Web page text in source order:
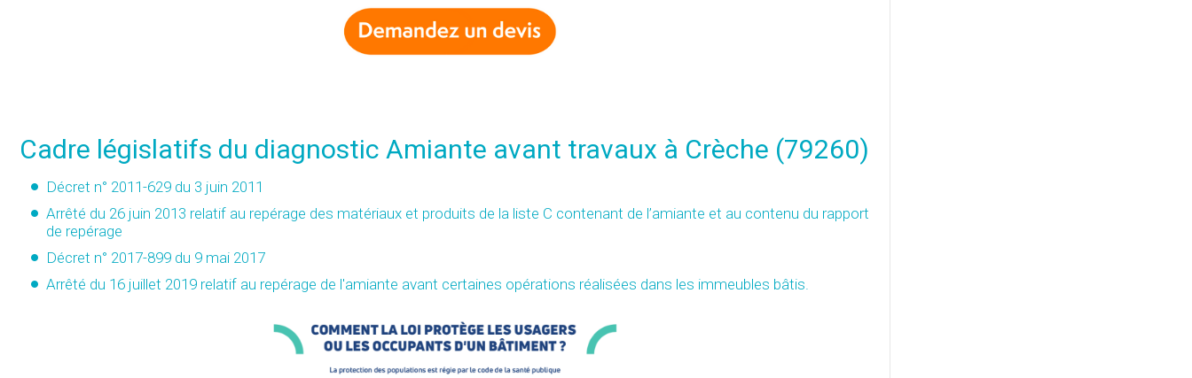
Cadre législatifs du diagnostic Amiante avant travaux à Crèche (79260)
Décret n° 2011-629 du 3 juin 2011
Arrêté du 26 juin 2013 relatif au repérage des matériaux et produits de la liste C contenant de l’amiante et au contenu du rapport
de repérage
Décret n° 2017-899 du 9 mai 2017
Arrêté du 16 juillet 2019 relatif au repérage de l'amiante avant certaines opérations réalisées dans les immeubles bâtis.